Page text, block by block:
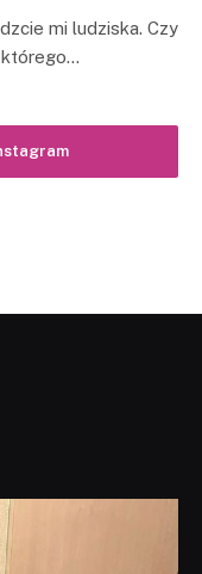
mi ludziska. Czy
którego…